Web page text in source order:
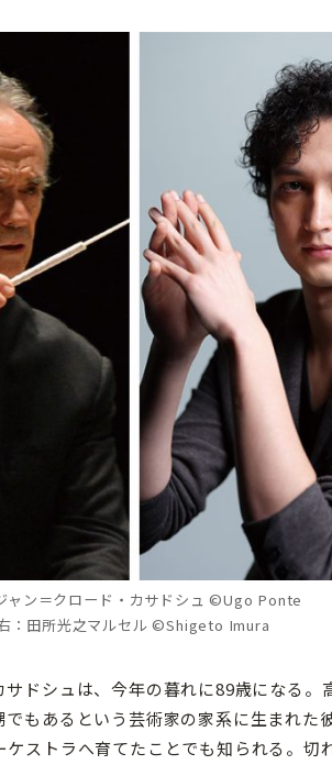
ャン＝クロード・カサドシュ ©Ugo Ponte
：田所光之マルセル ©Shigeto Imura
ドシュは、今年の暮れに89歳になる。
もあるという芸術家の家系に生まれた
ストラへ育てたことでも知られる。切